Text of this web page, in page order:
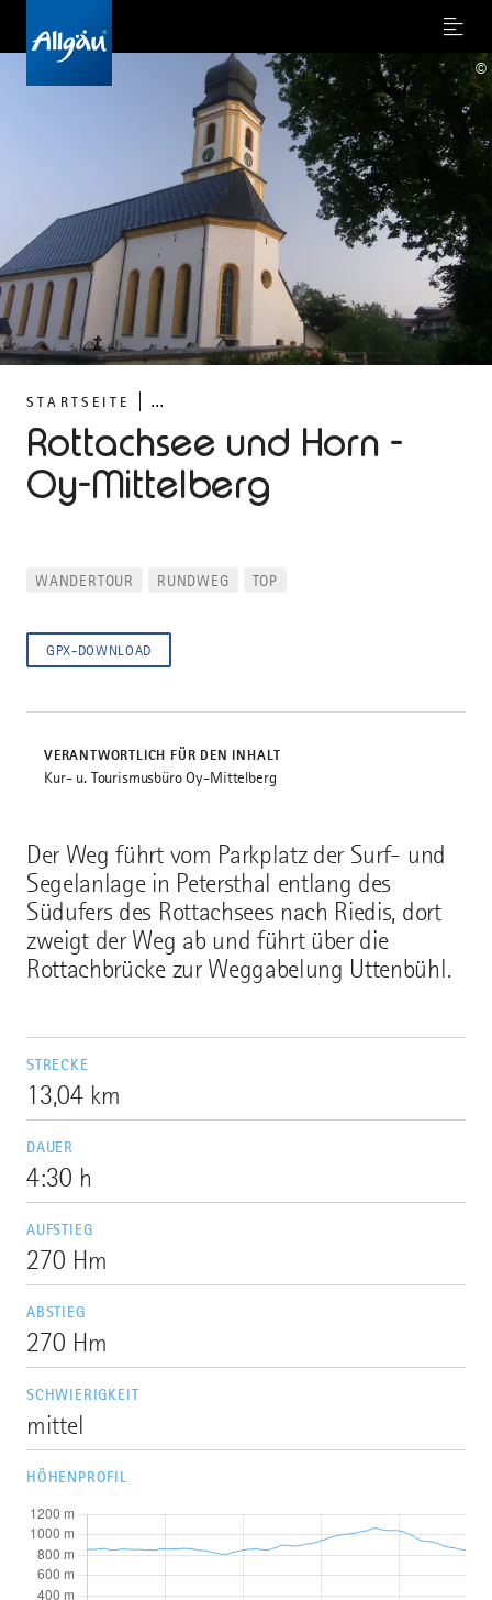
Menu
STARTSEITE ...
Rottachsee und Horn -
Oy-Mittelberg
©
Der Weg führt vom Parkplatz der Surf- und
Segelanlage in Petersthal entlang des
Südufers des Rottachsees nach Riedis, dort
zweigt der Weg ab und führt über die
Rottachbrücke zur Weggabelung Uttenbühl.
STRECKE
13,04 km
DAUER
4:30 h
AUFSTIEG
270 Hm
ABSTIEG
270 Hm
SCHWIERIGKEIT
mittel
HÖHENPROFIL
WANDERTOUR RUNDWEG TOP
GPX-DOWNLOAD
VERANTWORTLICH FÜR DEN INHALT
Kur- u. Tourismusbüro Oy-Mittelberg